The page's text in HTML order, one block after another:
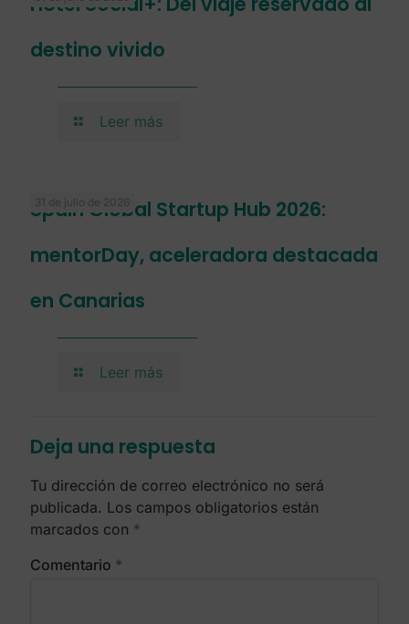
destino vivido
Leer más
31 de julio de 2026
Spain Global Startup Hub 2026:
mentorDay, aceleradora destacada
en Canarias
Leer más
Deja una respuesta
Tu dirección de correo electrónico no será
publicada. Los campos obligatorios están
marcados con *
Comentario *